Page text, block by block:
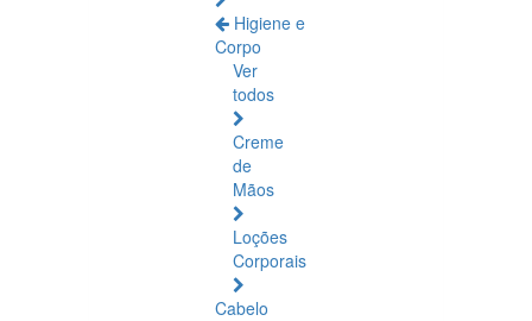
Higiene e
Corpo
Ver
todos
Creme
de
Mãos
Loções
Corporais
Cabelo